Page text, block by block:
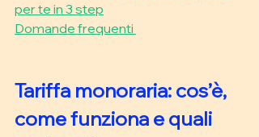
per te in 3 step
Domande frequenti
Tariffa monoraria: cos’è,
come funziona e quali